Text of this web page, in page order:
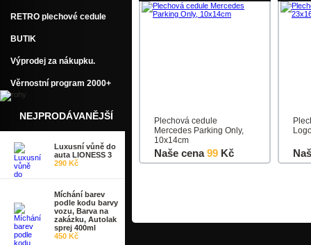
Plechová cedule
Mercedes Parking Only,
10x14cm
Naše cena99 Kč
RETRO plechové cedule
BUTIK
Výprodej za nákupku.
Věrnostní program 2000+
NEJPRODÁVANĚJŠÍ
Luxusní vůně do
auta LIONESS 3
290 Kč
Míchání barev
podle kodu barvy
vozu, Barva na
zakázku, Autolak
sprej 400ml
450 Kč